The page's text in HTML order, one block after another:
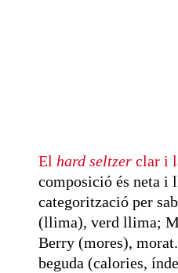
El hard seltzer clar i
composició és neta i
categorització per
(llima), verd llima;
Berry (mores),
beguda (calories,